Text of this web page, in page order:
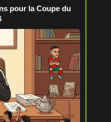
pour la Coupe du